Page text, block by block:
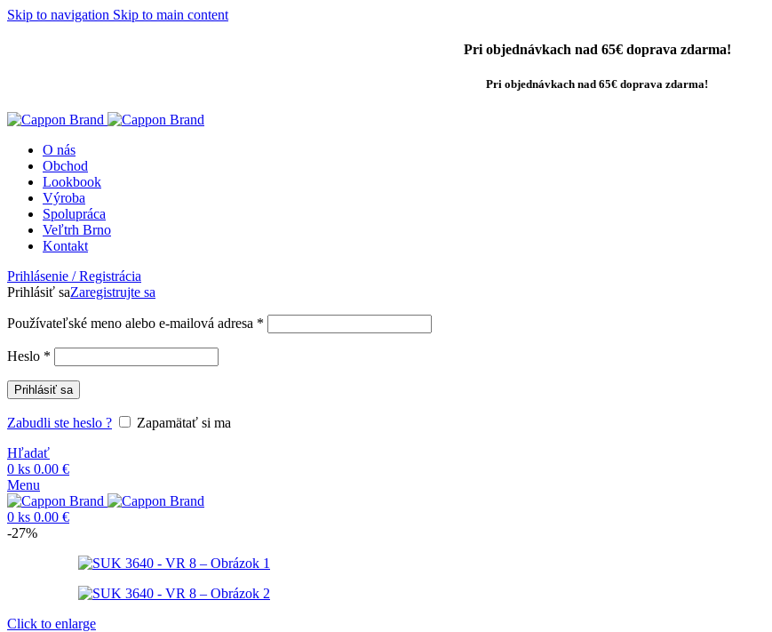
Skip to navigation Skip to main content
Pri objednávkach nad 65€ doprava zdarma!
Pri objednávkach nad 65€ doprava zdarma!
O nás
Obchod
Lookbook
Výroba
Spolupráca
Veľtrh Brno
Kontakt
Prihlásenie / Registrácia
Prihlásiť saZaregistrujte sa
Používateľské meno alebo e-mailová adresa *
Heslo *
Prihlásiť sa
Zabudli ste heslo ?
Zapamätať si ma
Hľadať
0 ks 0.00 €
Menu
0 ks 0.00 €
-27%
Click to enlarge